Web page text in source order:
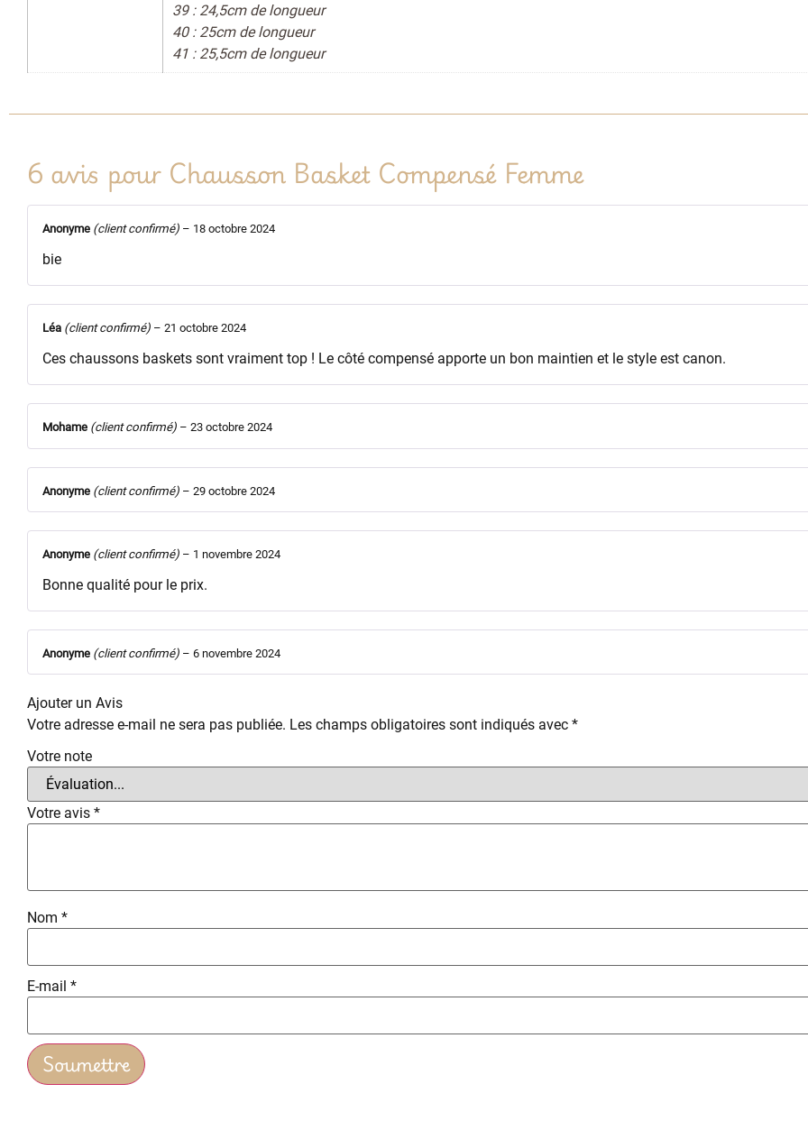
39 : 24,5cm de longueur
40 : 25cm de longueur
41 : 25,5cm de longueur
6 avis pour Chausson Basket Compensé Femme
Anonyme (client confirmé) – 18 octobre 2024
bie
Léa (client confirmé) – 21 octobre 2024
Ces chaussons baskets sont vraiment top ! Le côté compensé apporte un bon maintien et le style est canon.
Mohame (client confirmé) – 23 octobre 2024
Anonyme (client confirmé) – 29 octobre 2024
Anonyme (client confirmé) – 1 novembre 2024
Bonne qualité pour le prix.
Anonyme (client confirmé) – 6 novembre 2024
Ajouter un Avis
Votre adresse e-mail ne sera pas publiée. Les champs obligatoires sont indiqués avec *
Votre note
Votre avis *
Nom *
E-mail *